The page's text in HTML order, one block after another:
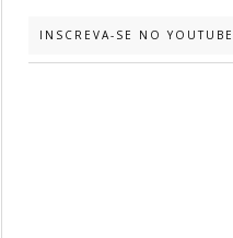
INSCREVA-SE NO YOUTUBE